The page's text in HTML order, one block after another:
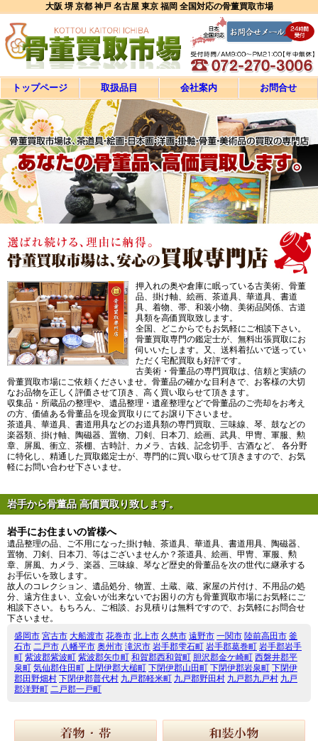
大阪 堺 京都 神戸 名古屋 東京 福岡 全国対応の骨董買取市場
トップページ 取扱品目 会社案内 お問合せ
押入れの奥や倉庫に眠っている古美術、骨董
品、掛け軸、絵画、茶道具、華道具、書道
具、着物、帯、和装小物、美術品関係、古道
具類を高価買取致します。
全国、どこからでもお気軽にご相談下さい。
骨董買取専門の鑑定士が、無料出張買取にお
伺いいたします。又、送料着払いで送ってい
ただく宅配買取も好評です。
古美術・骨董品の専門買取は、信頼と実績の
骨董買取市場にご依頼くださいませ。骨董品の確かな目利きで、お客様の大切
なお品物を正しく評価させて頂き、高く買い取らせて頂きます。
収集品・所蔵品の整理や、遺品整理・遺産整理などで骨董品のご売却をお考え
の方、価値ある骨董品を現金買取りにてお譲り下さいませ。
茶道具、華道具、書道用具などのお道具類の専門買取、三味線、琴、鼓などの
楽器類、掛け軸、陶磁器、置物、刀剣、日本刀、絵画、武具、甲冑、軍服、勲
章、屏風、衝立、茶棚、古時計、カメラ、古銭、記念切手、古酒など、 各分野
に特化し、精通した買取鑑定士が、専門的に買い取らせて頂きますので、お気
軽にお問い合わせ下さいませ。
岩手から骨董品 高価買取り致します。
岩手にお住まいの皆様へ
遺品整理の品、ご不用になった掛け軸、茶道具、華道具、書道用具、陶磁器、
置物、刀剣、日本刀、等はございませんか？茶道具、絵画、甲冑、軍服、勲
章、屏風、カメラ、楽器、三味線、琴など歴史的骨董品を次の世代に継承する
お手伝いを致します。
故人のコレクション、遺品処分、物置、土蔵、蔵、家屋の片付け、不用品の処
分、遠方住まい、立会いが出来ないでお困りの方も骨董買取市場にお気軽にご
相談下さい。もちろん、ご相談、お見積りは無料ですので、お気軽にお問合せ
下さいませ。
盛岡市 宮古市 大船渡市 花巻市 北上市 久慈市 遠野市 一関市 陸前高田市 釜
石市 二戸市 八幡平市 奥州市 滝沢市 岩手郡雫石町 岩手郡葛巻町 岩手郡岩手
町 紫波郡紫波町 紫波郡矢巾町 和賀郡西和賀町 胆沢郡金ケ崎町 西磐井郡平
泉町 気仙郡住田町 上閉伊郡大槌町 下閉伊郡山田町 下閉伊郡岩泉町 下閉伊
郡田野畑村 下閉伊郡普代村 九戸郡軽米町 九戸郡野田村 九戸郡九戸村 九戸
郡洋野町 二戸郡一戸町